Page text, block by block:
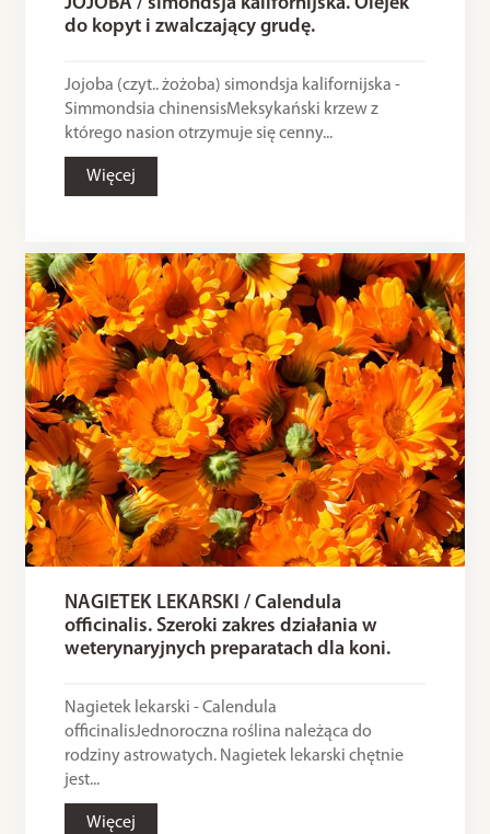
do kopyt i zwalczający grudę.
Jojoba (czyt.. żożoba) simondsja kalifornijska -
Simmondsia chinensisMeksykański krzew z
którego nasion otrzymuje się cenny...
Więcej
NAGIETEK LEKARSKI / Calendula
officinalis. Szeroki zakres działania w
weterynaryjnych preparatach dla koni.
Nagietek lekarski - Calendula
officinalisJednoroczna roślina należąca do
rodziny astrowatych. Nagietek lekarski chętnie
jest...
Więcej